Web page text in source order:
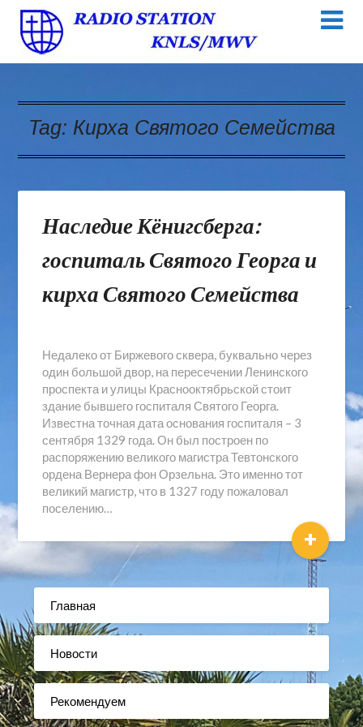
Tag: Кирха Святого Семейства
Наследие Кёнигсберга:
госпиталь Святого Георга и
кирха Святого Семейства
Недалеко от Биржевого сквера, буквально через
один большой двор, на пересечении Ленинского
проспекта и улицы Краснооктябрьской стоит
здание бывшего госпиталя Святого Георга.
Известна точная дата основания госпиталя – 3
сентября 1329 года. Он был построен по
распоряжению великого магистра Тевтонского
ордена Вернера фон Орзельна. Это именно тот
великий магистр, что в 1327 году пожаловал
поселению…
+
Главная
Новости
Рекомендуем